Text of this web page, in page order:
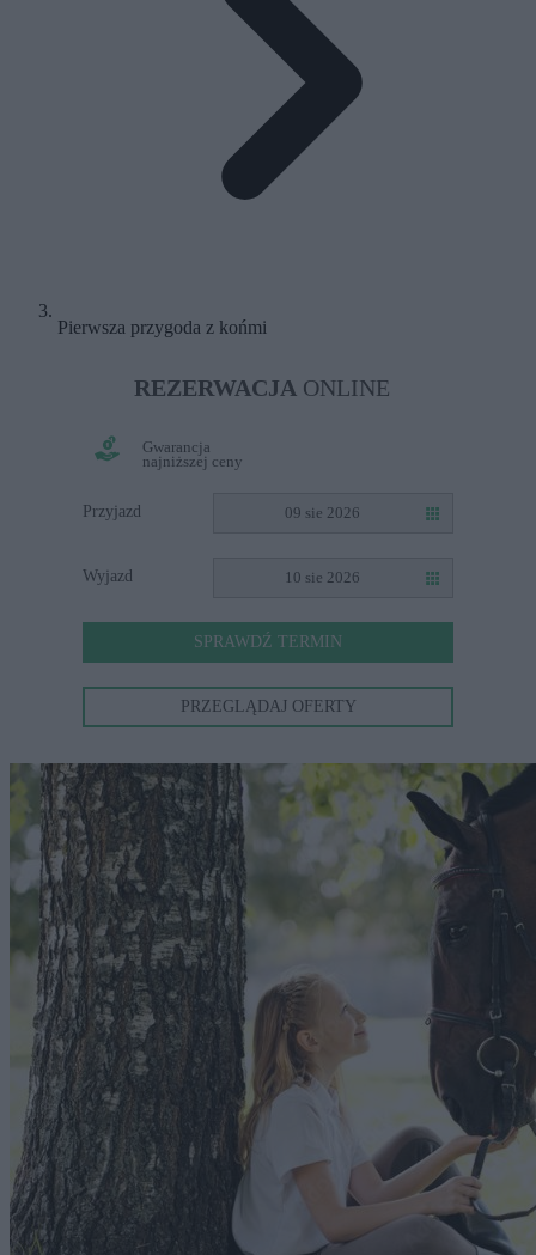
Pierwsza przygoda z końmi
REZERWACJA ONLINE
Gwarancja
najniższej ceny
Przyjazd 09 sie 2026
Wyjazd 10 sie 2026
SPRAWDŹ TERMIN
PRZEGLĄDAJ OFERTY